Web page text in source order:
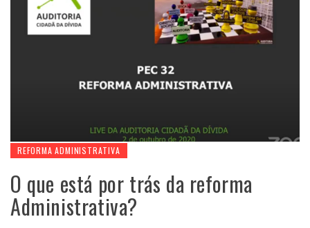
REFORMA ADMINISTRATIVA
O que está por trás da reforma
Administrativa?